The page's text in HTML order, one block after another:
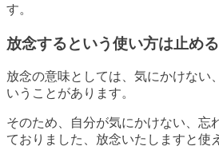
す。
放念するという使い方は止める
放念の意味としては、気にかけない
いうことがあります。
そのため、自分が気にかけない、忘
ておりました、放念いたしますと使